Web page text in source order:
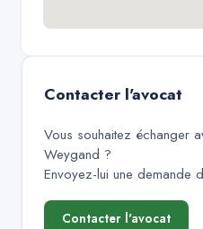
Contacter l'avocat
Vous souhaitez échanger
Weygand ?
Envoyez-lui une demande
Contacter l'avocat